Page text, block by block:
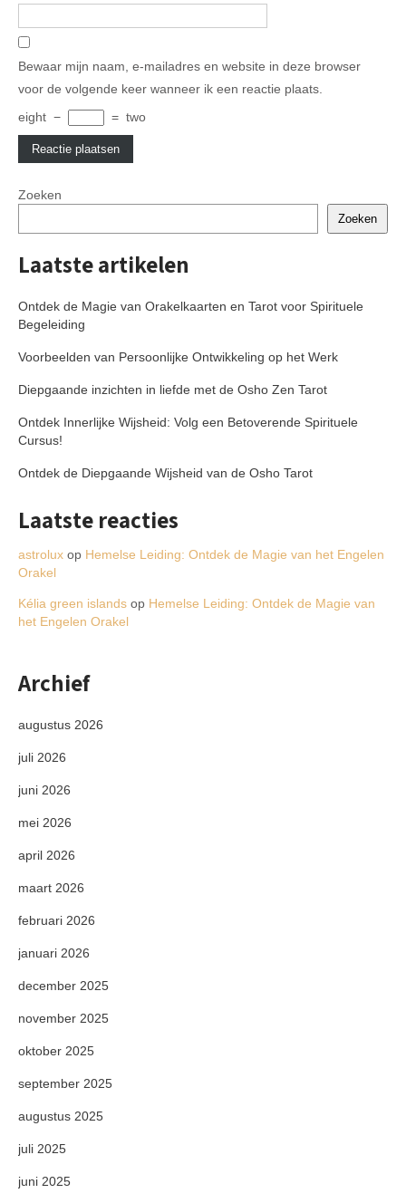
Bewaar mijn naam, e-mailadres en website in deze browser
voor de volgende keer wanneer ik een reactie plaats.
eight − = two
Zoeken
Zoeken
Laatste artikelen
Ontdek de Magie van Orakelkaarten en Tarot voor Spirituele
Begeleiding
Voorbeelden van Persoonlijke Ontwikkeling op het Werk
Diepgaande inzichten in liefde met de Osho Zen Tarot
Ontdek Innerlijke Wijsheid: Volg een Betoverende Spirituele
Cursus!
Ontdek de Diepgaande Wijsheid van de Osho Tarot
Laatste reacties
astrolux op Hemelse Leiding: Ontdek de Magie van het Engelen
Orakel
Kélia green islands op Hemelse Leiding: Ontdek de Magie van
het Engelen Orakel
Archief
augustus 2026
juli 2026
juni 2026
mei 2026
april 2026
maart 2026
februari 2026
januari 2026
december 2025
november 2025
oktober 2025
september 2025
augustus 2025
juli 2025
juni 2025